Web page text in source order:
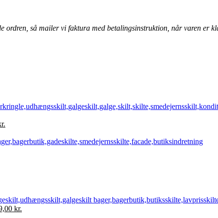
ordren, så mailer vi faktura med betalingsinstruktion, når varen er
pris
kr.